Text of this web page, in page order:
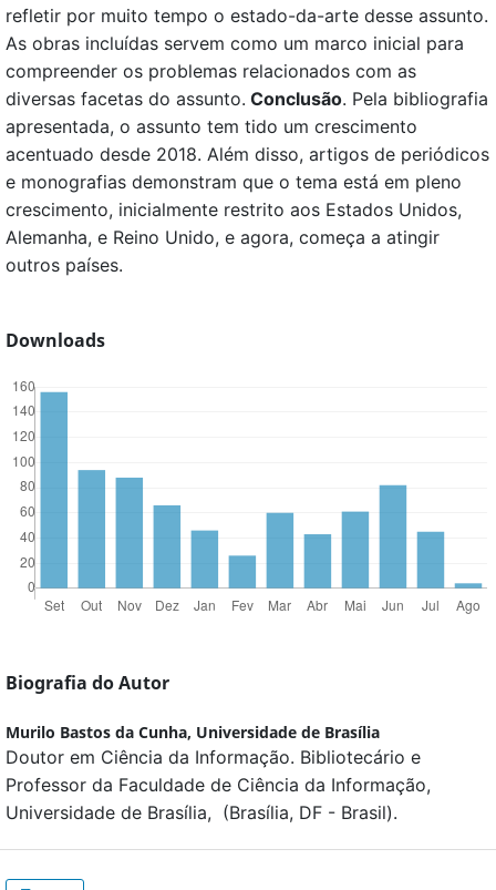
refletir por muito tempo o estado-da-arte desse assunto.
As obras incluídas servem como um marco inicial para
compreender os problemas relacionados com as
diversas facetas do assunto. Conclusão. Pela bibliografia
apresentada, o assunto tem tido um crescimento
acentuado desde 2018. Além disso, artigos de periódicos
e monografias demonstram que o tema está em pleno
crescimento, inicialmente restrito aos Estados Unidos,
Alemanha, e Reino Unido, e agora, começa a atingir
outros países.
Downloads
Biografia do Autor
Murilo Bastos da Cunha, Universidade de Brasília
Doutor em Ciência da Informação. Bibliotecário e
Professor da Faculdade de Ciência da Informação,
Universidade de Brasília, (Brasília, DF - Brasil).